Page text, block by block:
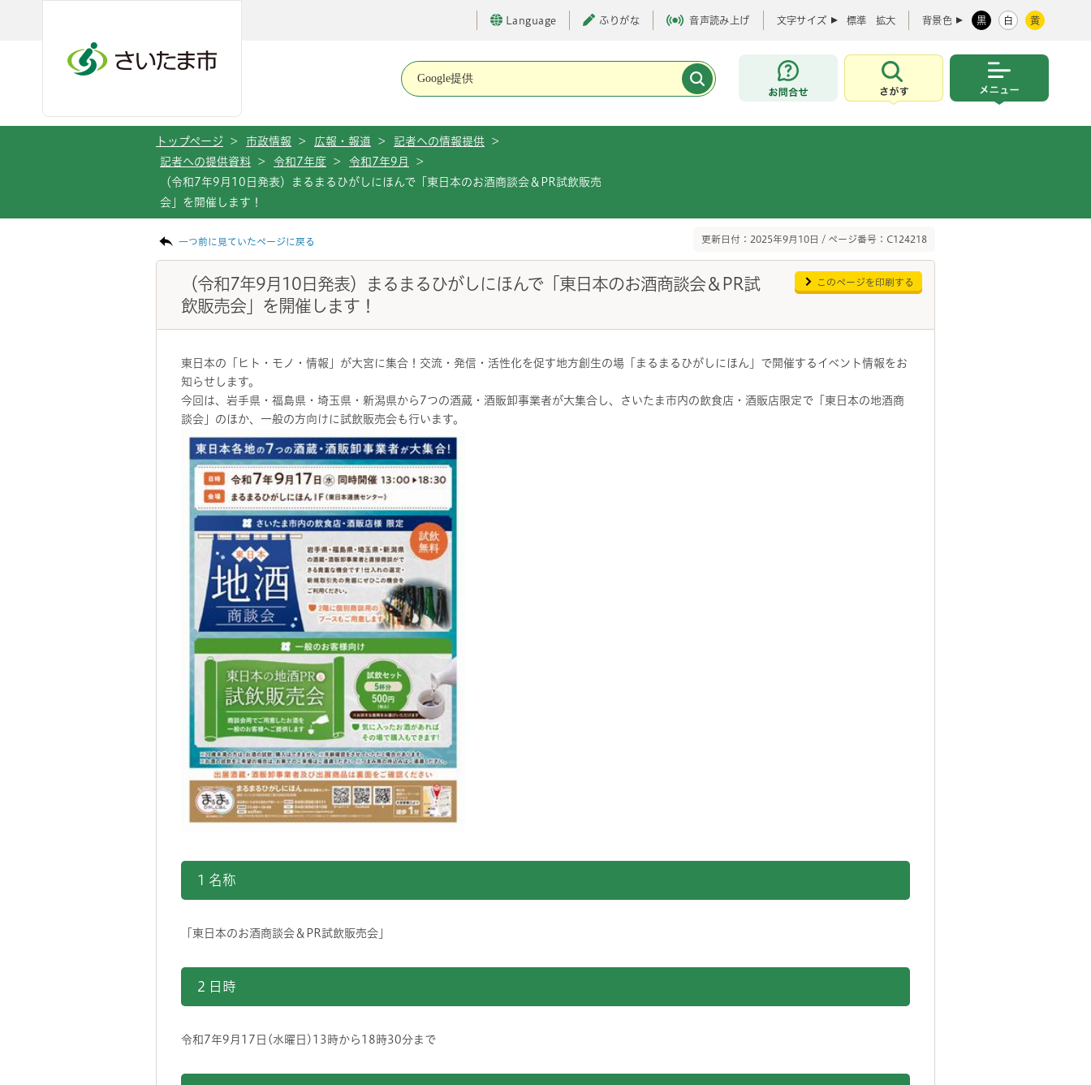
Language ふりがな 音声読み上げ 文字サイズ 標準 拡大 背景色 黒 白 黄
お問合せ
さがす
トップページ > 市政情報 > 広報・報道 > 記者への情報提供
>
記者への提供資料
> 令和7年度 > 令和7年9月
>
（令和7年9月10日発表）まるまるひがしにほんで「東日本のお酒商談会＆PR試飲販売
会」を開催します！
一つ前に見ていたページに戻る 更新日付：2025年9月10日 / ページ番号：C124218
（令和7年9月10日発表）まるまるひがしにほんで「東日本のお酒商談会＆PR試
飲販売会」を開催します！
このページを印刷する
東日本の「ヒト・モノ・情報」が大宮に集合！交流・発信・活性化を促す地方創生の場「まるまるひがしにほん」で開催するイベント情報をお
知らせします。
今回は、岩手県・福島県・埼玉県・新潟県から7つの酒蔵・酒販卸事業者が大集合し、さいたま市内の飲食店・酒販店限定で「東日本の地酒商
談会」のほか、一般の方向けに試飲販売会も行います。
1 名称
「東日本のお酒商談会＆PR試飲販売会」
2 日時
令和7年9月17日(水曜日)13時から18時30分まで